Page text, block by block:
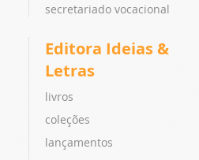
secretariado vocacional
Editora Ideias &
Letras
livros
coleções
lançamentos